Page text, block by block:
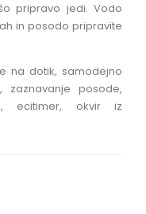
pripravo jedi. Vodo
in posodo pripravite
na dotik, samodejno
zaznavanje posode,
ecitimer, okvir iz